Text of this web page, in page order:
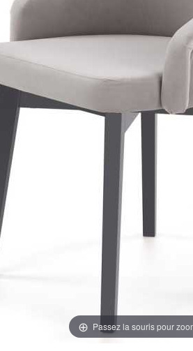
Passez la souris pour